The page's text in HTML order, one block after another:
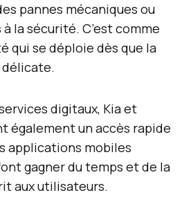
pannes mécaniques ou
la sécurité. C’est comme
qui se déploie dès que la
digitaux, Kia et
également un accès rapide
applications mobiles
gagner du temps et de la
aux utilisateurs.